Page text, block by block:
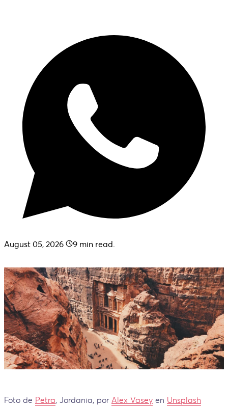
August 05, 2026 9 min read.
Foto de Petra, Jordania, por Alex Vasey en Unsplash